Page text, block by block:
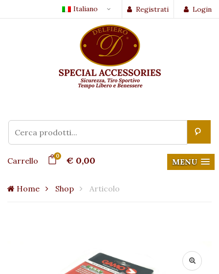
Login
Registrati
Italiano
Carrello 0 € 0,00 MENU
Home Shop Articolo